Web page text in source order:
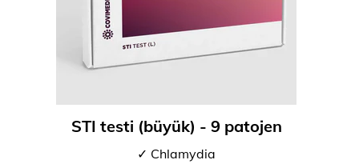
STI testi (büyük) - 9 patojen
✓ Chlamydia